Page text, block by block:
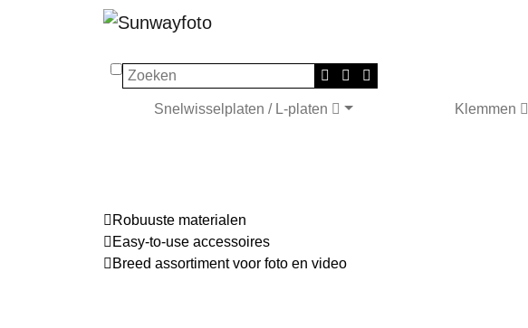
Zoeken
Snelwisselplaten / L-platen Klemmen
Robuuste materialen
Easy-to-use accessoires
Breed assortiment voor foto en video